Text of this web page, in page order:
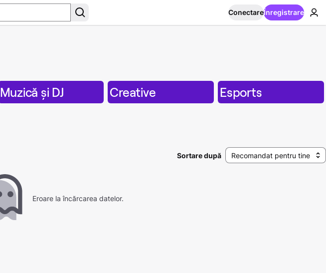
ConectareÎnregistrare
Muzică și DJ Creative Esports
Sortare după Recomandat pentru tine
Eroare la încărcarea datelor.